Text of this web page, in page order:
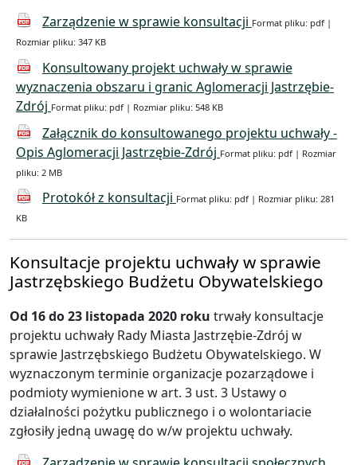
Zarządzenie w sprawie konsultacji Format pliku: pdf |
Rozmiar pliku: 347 KB
Konsultowany projekt uchwały w sprawie
wyznaczenia obszaru i granic Aglomeracji Jastrzębie-
Zdrój Format pliku: pdf | Rozmiar pliku: 548 KB
Załącznik do konsultowanego projektu uchwały -
Opis Aglomeracji Jastrzębie-Zdrój Format pliku: pdf | Rozmiar
pliku: 2 MB
Protokół z konsultacji Format pliku: pdf | Rozmiar pliku: 281
KB
Konsultacje projektu uchwały w sprawie
Jastrzębskiego Budżetu Obywatelskiego
Od 16 do 23 listopada 2020 roku trwały konsultacje
projektu uchwały Rady Miasta Jastrzębie-Zdrój w
sprawie Jastrzębskiego Budżetu Obywatelskiego. W
wyznaczonym terminie organizacje pozarządowe i
podmioty wymienione w art. 3 ust. 3 Ustawy o
działalności pożytku publicznego i o wolontariacie
zgłosiły jedną uwagę do w/w projektu uchwały.